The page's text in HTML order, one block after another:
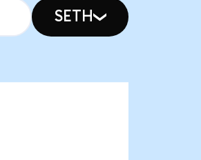
SETH